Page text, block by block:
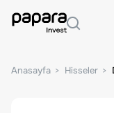
Anasayfa Hisseler